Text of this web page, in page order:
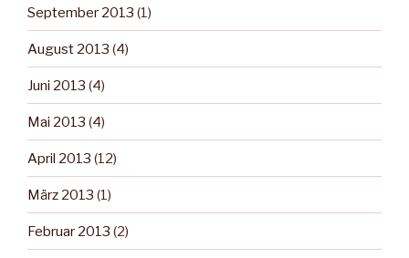
September 2013 (1)
August 2013 (4)
Juni 2013 (4)
Mai 2013 (4)
April 2013 (12)
März 2013 (1)
Februar 2013 (2)